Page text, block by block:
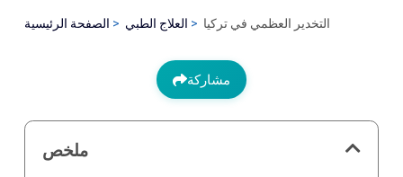
الصفحة الرئيسية العلاج الطبي التخدير العظمي في تركيا
مشاركة
ملخص